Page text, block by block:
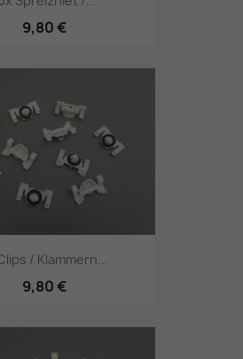
9,80 €
/ Klammern...
9,80 €